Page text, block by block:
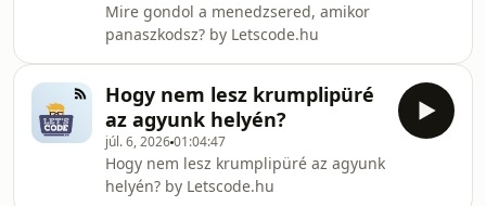
Mire gondol a menedzsered, amikor
panaszkodsz? by Letscode.hu
Hogy nem lesz krumplipüré
az agyunk helyén?
júl. 6, 202601:04:47
Hogy nem lesz krumplipüré az agyunk
helyén? by Letscode.hu